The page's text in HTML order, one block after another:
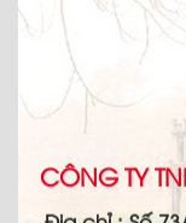
CÔNG TY